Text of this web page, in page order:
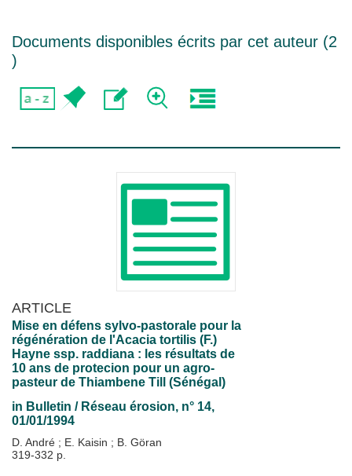
Documents disponibles écrits par cet auteur (2
)
ARTICLE
Mise en défens sylvo-pastorale pour la
régénération de l'Acacia tortilis (F.)
Hayne ssp. raddiana : les résultats de
10 ans de protecion pour un agro-
pasteur de Thiambene Till (Sénégal)
in Bulletin / Réseau érosion, n° 14,
01/01/1994
D. André ; E. Kaisin ; B. Göran
319-332 p.